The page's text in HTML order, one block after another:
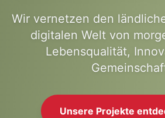
Wir vernetzen den
digitalen Welt von
Lebensqualität,
Unsere Projekte